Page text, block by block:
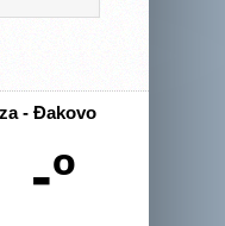
- Đakovo
-º